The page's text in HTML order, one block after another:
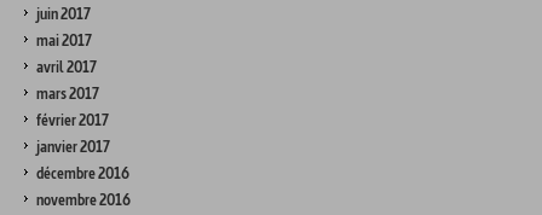
juin 2017
mai 2017
avril 2017
mars 2017
février 2017
janvier 2017
décembre 2016
novembre 2016